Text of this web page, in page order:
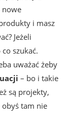
nowe
i masz
Jeżeli
szukać.
uważać żeby
– bo i takie
są projekty,
tam nie